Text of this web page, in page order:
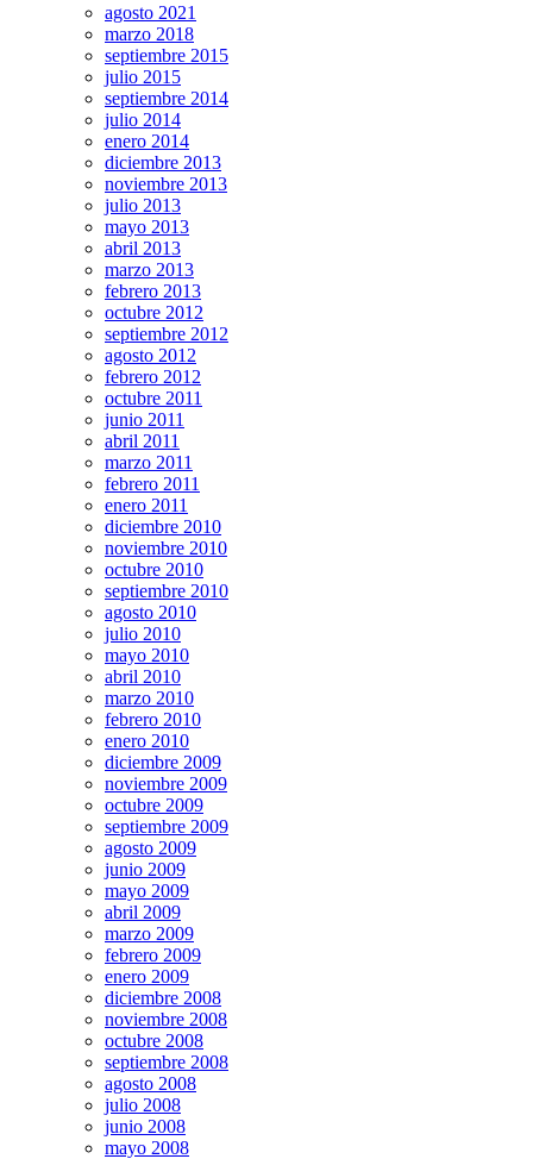
agosto 2021
marzo 2018
septiembre 2015
julio 2015
septiembre 2014
julio 2014
enero 2014
diciembre 2013
noviembre 2013
julio 2013
mayo 2013
abril 2013
marzo 2013
febrero 2013
octubre 2012
septiembre 2012
agosto 2012
febrero 2012
octubre 2011
junio 2011
abril 2011
marzo 2011
febrero 2011
enero 2011
diciembre 2010
noviembre 2010
octubre 2010
septiembre 2010
agosto 2010
julio 2010
mayo 2010
abril 2010
marzo 2010
febrero 2010
enero 2010
diciembre 2009
noviembre 2009
octubre 2009
septiembre 2009
agosto 2009
junio 2009
mayo 2009
abril 2009
marzo 2009
febrero 2009
enero 2009
diciembre 2008
noviembre 2008
octubre 2008
septiembre 2008
agosto 2008
julio 2008
junio 2008
mayo 2008